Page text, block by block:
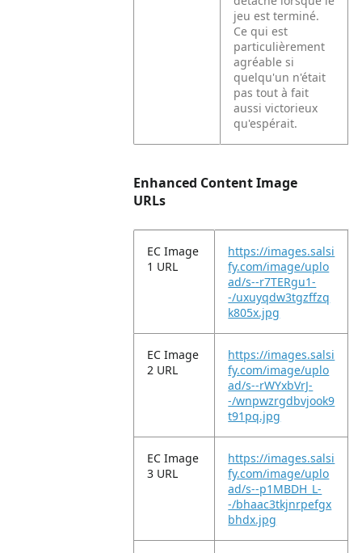
jeu est terminé.
Ce qui est
particulièrement
agréable si
quelqu'un n'était
pas tout à fait
aussi victorieux
qu'espérait.
Enhanced Content Image
URLs
EC Image
1 URL
https://images.salsi
fy.com/image/uplo
ad/s--r7TERgu1-
-/uxuyqdw3tgzffzq
k805x.jpg
EC Image
2 URL
https://images.salsi
fy.com/image/uplo
ad/s--rWYxbVrJ-
-/wnpwzrgdbvjook9
t91pq.jpg
EC Image
3 URL
https://images.salsi
fy.com/image/uplo
ad/s--p1MBDH_L-
-/bhaac3tkjnrpefgx
bhdx.jpg